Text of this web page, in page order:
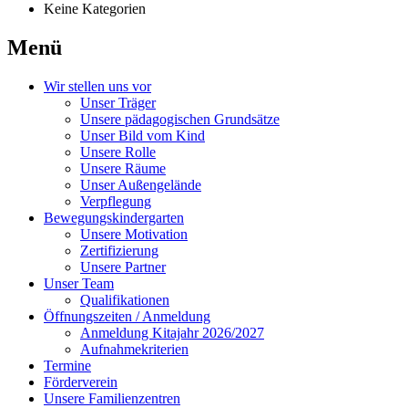
Keine Kategorien
Menü
Wir stellen uns vor
Unser Träger
Unsere pädagogischen Grundsätze
Unser Bild vom Kind
Unsere Rolle
Unsere Räume
Unser Außengelände
Verpflegung
Bewegungskindergarten
Unsere Motivation
Zertifizierung
Unsere Partner
Unser Team
Qualifikationen
Öffnungszeiten / Anmeldung
Anmeldung Kitajahr 2026/2027
Aufnahmekriterien
Termine
Förderverein
Unsere Familienzentren